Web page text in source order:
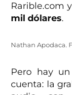
Rarible.com
mil dólares.
Nathan Apodaca.
Pero hay
cuenta: la